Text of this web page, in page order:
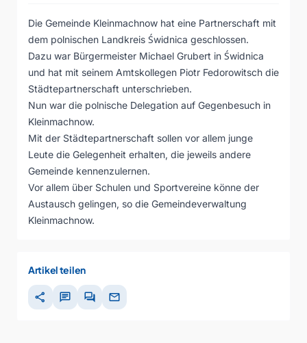
Die Gemeinde Kleinmachnow hat eine Partnerschaft mit
dem polnischen Landkreis Świdnica geschlossen.
Dazu war Bürgermeister Michael Grubert in Świdnica
und hat mit seinem Amtskollegen Piotr Fedorowitsch die
Städtepartnerschaft unterschrieben.
Nun war die polnische Delegation auf Gegenbesuch in
Kleinmachnow.
Mit der Städtepartnerschaft sollen vor allem junge
Leute die Gelegenheit erhalten, die jeweils andere
Gemeinde kennenzulernen.
Vor allem über Schulen und Sportvereine könne der
Austausch gelingen, so die Gemeindeverwaltung
Kleinmachnow.
Artikel teilen
share chat forum mail